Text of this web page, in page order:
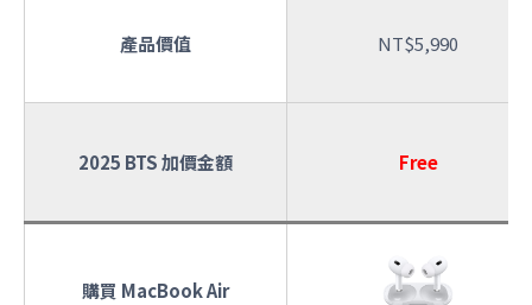
產品價值 NT$5,990
2025 BTS 加價金額 Free
購買 MacBook Air